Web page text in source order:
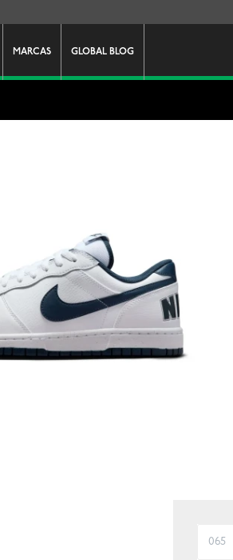
MARCAS GLOBAL BLOG
065